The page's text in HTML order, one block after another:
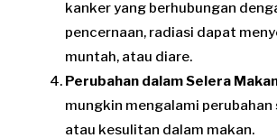
kanker yang berhubungan
pencernaan, radiasi dapat
muntah, atau diare.
Perubahan dalam Selera
mungkin mengalami perubahan
atau kesulitan dalam makan.